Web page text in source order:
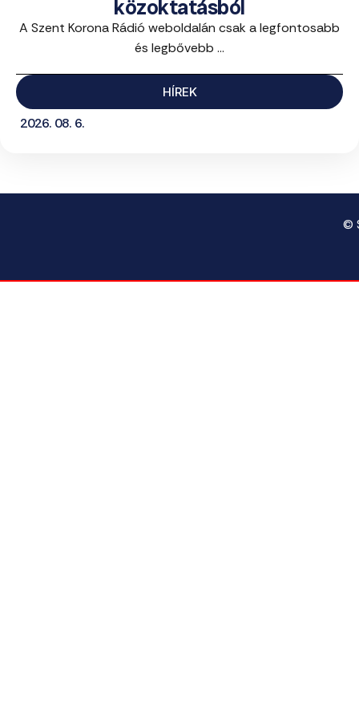
közoktatásból
A Szent Korona Rádió weboldalán csak a legfontosabb
és legbővebb ...
HÍREK
2026. 08. 6.
©